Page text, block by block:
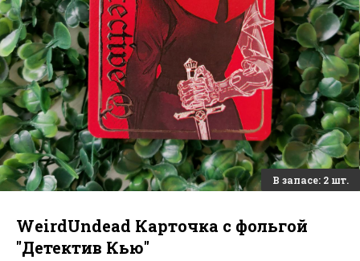
WeirdUndead Карточка с фольгой
"Детектив Кью"